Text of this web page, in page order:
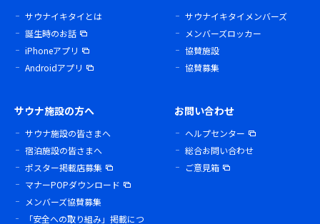
サウナイキタイとは
誕生時のお話
iPhoneアプリ
Androidアプリ
サウナイキタイメンバーズ
メンバーズロッカー
協賛施設
協賛募集
サウナ施設の方へ
サウナ施設の皆さまへ
宿泊施設の皆さまへ
ポスター掲載店募集
マナーPOPダウンロード
メンバーズ協賛募集
「安全への取り組み」掲載につ
お問い合わせ
ヘルプセンター
総合お問い合わせ
ご意見箱